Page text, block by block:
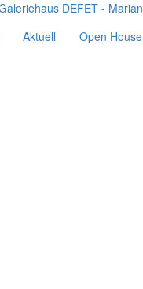
Aktuell Open House